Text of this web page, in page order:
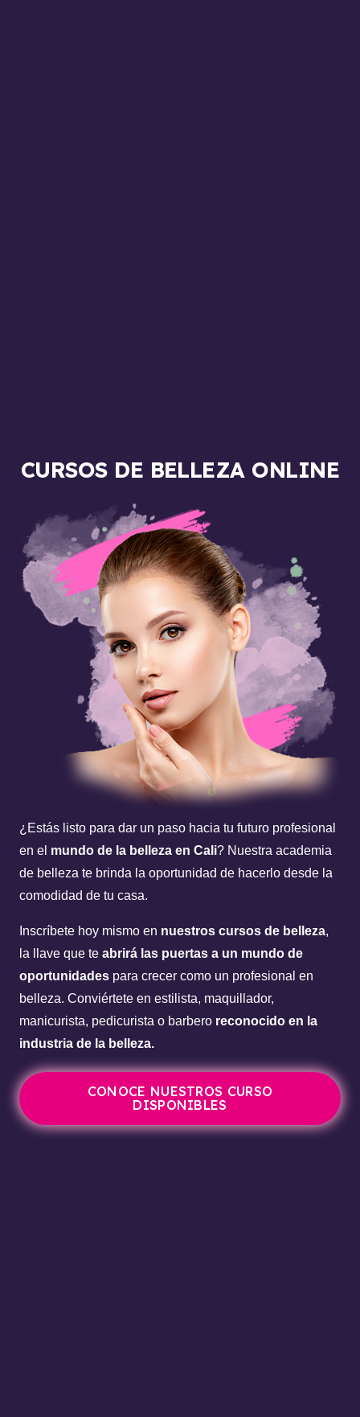
CURSOS DE BELLEZA ONLINE
¿Estás listo para dar un paso hacia tu futuro profesional
en el mundo de la belleza en Cali? Nuestra academia
de belleza te brinda la oportunidad de hacerlo desde la
comodidad de tu casa.
Inscríbete hoy mismo en nuestros cursos de belleza,
la llave que te abrirá las puertas a un mundo de
oportunidades para crecer como un profesional en
belleza. Conviértete en estilista, maquillador,
manicurista, pedicurista o barbero reconocido en la
industria de la belleza.
CONOCE NUESTROS CURSO
DISPONIBLES